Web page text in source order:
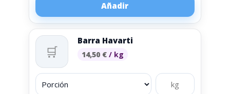
Añadir
🛒
Barra Havarti
14,50 € / kg